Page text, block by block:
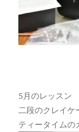
5月のレッスン
二段のクレイケ
ティータイムの